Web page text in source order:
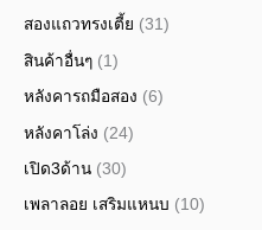
สองแถวทรงเตี้ย (31)
สินค้าอื่นๆ (1)
หลังคารถมือสอง (6)
หลังคาโล่ง (24)
เปิด3ด้าน (30)
เพลาลอย เสริมแหนบ (10)